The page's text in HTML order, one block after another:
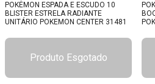
POKÉMON ESPADA E ESCUDO 10
BLISTER ESTRELA RADIANTE
UNITÁRIO POKEMON CENTER 31481
Produto Esgotado